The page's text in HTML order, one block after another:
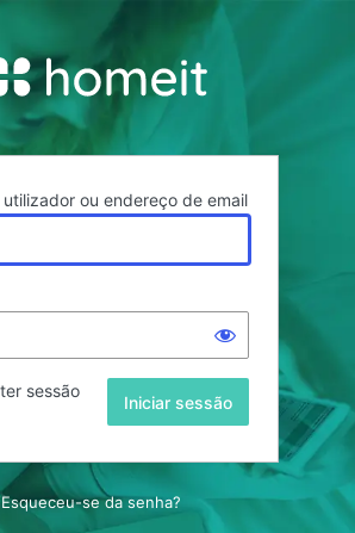
ou endereço de email
sessão
Esqueceu-se da senha?